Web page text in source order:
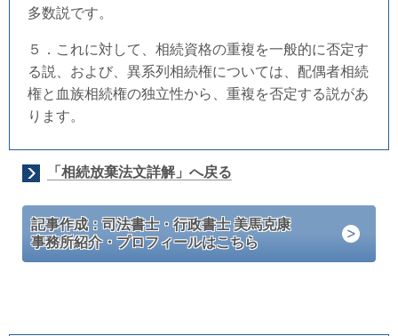
多数説です。
５．これに対して、相続資格の重複を一般的に否定す
る説、および、異系列相続権については、配偶者相続
権と血族相続権の独立性から、重複を否定する説があ
ります。
「相続放棄法文詳解」へ戻る
記事作成：司法書士・行政書士 美馬克康
事務所紹介・プロフィールはこちら